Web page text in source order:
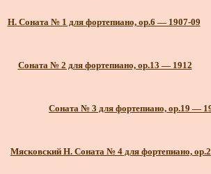
Н. Соната № 1 для фортепиано, ор.6 — 1907-09
Соната № 2 для фортепиано, ор.13 — 1912
Соната № 3 для фортепиано, ор.19 —
Мясковский Н. Соната № 4 для фортепиано,